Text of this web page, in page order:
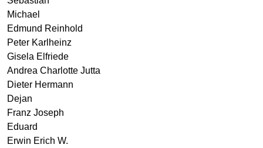
Michael
Edmund Reinhold
Peter Karlheinz
Gisela Elfriede
Andrea Charlotte Jutta
Dieter Hermann
Dejan
Franz Joseph
Eduard
Erwin Erich W.